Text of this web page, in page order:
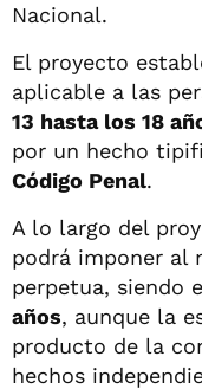
Nacional.
El proyecto
aplicable a las
13 hasta los 18
por un hecho
Código Penal.
A lo largo del
podrá imponer al
perpetua, siendo
años, aunque la
producto de la
hechos